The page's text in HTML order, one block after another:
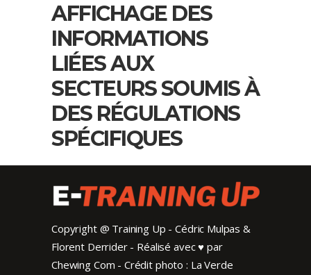
AFFICHAGE DES
INFORMATIONS
LIÉES AUX
SECTEURS SOUMIS À
DES RÉGULATIONS
SPÉCIFIQUES
Copyright @ Training Up - Cédric Mulpas &
Florent Derrider - Réalisé avec ♥ par
Chewing Com - Crédit photo : La Verde